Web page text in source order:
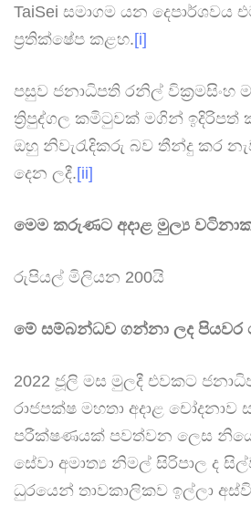
TaiSei සමාගම යන දෙපාර්ශවය
ප්‍රතික්ෂේප කළහ.[i]
පසුව ජනාධිපති රනිල් වික්‍රමසිංහ
ත්‍රිපුද්ගල කමිටුවක් මගින් ඉදිරිපත්
ඔහු නිවැරැදිකරු බව තීන්දු කර
දෙන ලදී.[ii]
මෙම කරුණට අදාළ මුල්‍ය
රුපියල් මිලියන 200යි
මේ සම්බන්ධව ගන්නා ලද
2022 ජූලි මස මුලදී එවකට
රාජපක්ෂ මහතා අදාළ
පරීක්ෂණයක් පවත්වන ලෙස
සේවා අමාත්‍ය නිමල් සිරිපාල ද
ධුරයෙන් තාවකාලිකව ඉල්ලා